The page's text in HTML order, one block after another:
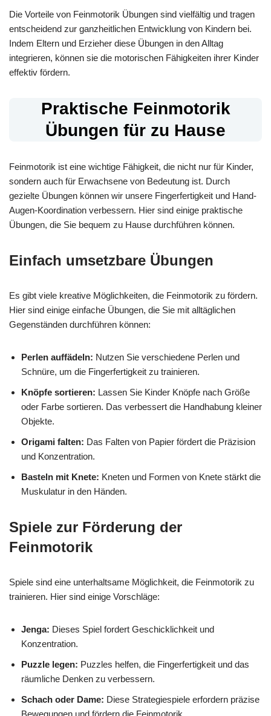
Die Vorteile von Feinmotorik Übungen sind vielfältig und tragen
entscheidend zur ganzheitlichen Entwicklung von Kindern bei.
Indem Eltern und Erzieher diese Übungen in den Alltag
integrieren, können sie die motorischen Fähigkeiten ihrer Kinder
effektiv fördern.
Praktische Feinmotorik
Übungen für zu Hause
Feinmotorik ist eine wichtige Fähigkeit, die nicht nur für Kinder,
sondern auch für Erwachsene von Bedeutung ist. Durch
gezielte Übungen können wir unsere Fingerfertigkeit und Hand-
Augen-Koordination verbessern. Hier sind einige praktische
Übungen, die Sie bequem zu Hause durchführen können.
Einfach umsetzbare Übungen
Es gibt viele kreative Möglichkeiten, die Feinmotorik zu fördern.
Hier sind einige einfache Übungen, die Sie mit alltäglichen
Gegenständen durchführen können:
Perlen auffädeln: Nutzen Sie verschiedene Perlen und
Schnüre, um die Fingerfertigkeit zu trainieren.
Knöpfe sortieren: Lassen Sie Kinder Knöpfe nach Größe
oder Farbe sortieren. Das verbessert die Handhabung kleiner
Objekte.
Origami falten: Das Falten von Papier fördert die Präzision
und Konzentration.
Basteln mit Knete: Kneten und Formen von Knete stärkt die
Muskulatur in den Händen.
Spiele zur Förderung der
Feinmotorik
Spiele sind eine unterhaltsame Möglichkeit, die Feinmotorik zu
trainieren. Hier sind einige Vorschläge:
Jenga: Dieses Spiel fordert Geschicklichkeit und
Konzentration.
Puzzle legen: Puzzles helfen, die Fingerfertigkeit und das
räumliche Denken zu verbessern.
Schach oder Dame: Diese Strategiespiele erfordern präzise
Bewegungen und fördern die Feinmotorik.